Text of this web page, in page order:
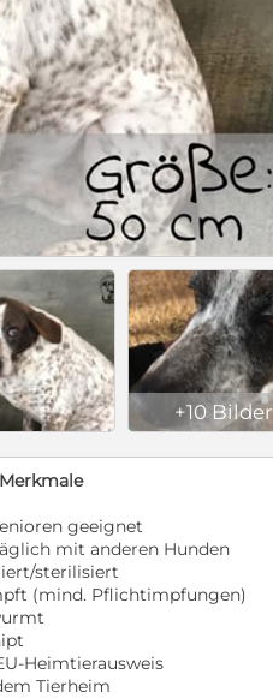
+10 Bilder
geeignet
mit anderen Hunden
sterilisiert
(mind. Pflichtimpfungen)
Heimtierausweis
Tierheim